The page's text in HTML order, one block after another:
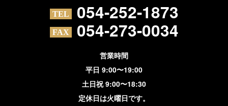
054-252-1873
054-273-0034
営業時間
平日 9:00〜19:00
土日祝 9:00〜18:30
定休日は火曜日です。